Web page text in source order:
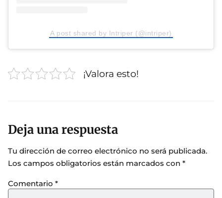
A post shared by Intriper (@intriper)
¡Valora esto!
Deja una respuesta
Tu dirección de correo electrónico no será publicada.
Los campos obligatorios están marcados con *
Comentario *